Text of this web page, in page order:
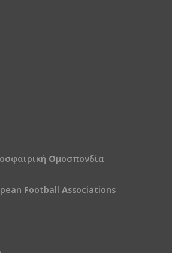
Ομοσπονδία
Football Associations